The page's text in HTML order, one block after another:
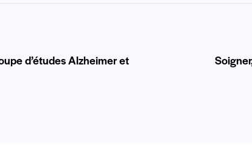
d’études Alzheimer et